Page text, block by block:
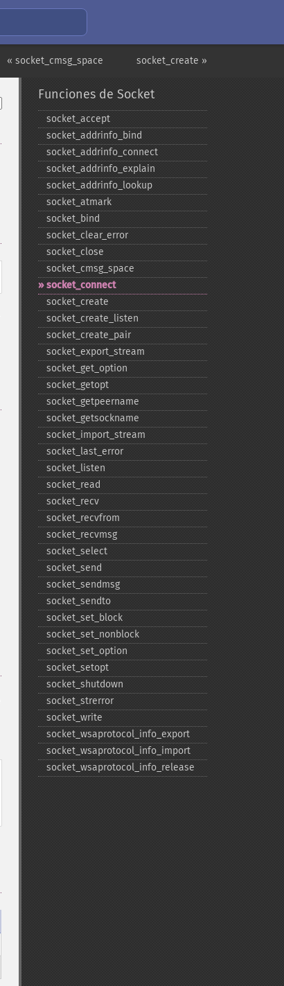
socket_create »
« socket_cmsg_space
Funciones de Socket
socket_​accept
socket_​addrinfo_​bind
socket_​addrinfo_​connect
socket_​addrinfo_​explain
socket_​addrinfo_​lookup
socket_​atmark
socket_​bind
socket_​clear_​error
socket_​close
socket_​cmsg_​space
socket_​connect
socket_​create
socket_​create_​listen
socket_​create_​pair
socket_​export_​stream
socket_​get_​option
socket_​getopt
socket_​getpeername
socket_​getsockname
socket_​import_​stream
socket_​last_​error
socket_​listen
socket_​read
socket_​recv
socket_​recvfrom
socket_​recvmsg
socket_​select
socket_​send
socket_​sendmsg
socket_​sendto
socket_​set_​block
socket_​set_​nonblock
socket_​set_​option
socket_​setopt
socket_​shutdown
socket_​strerror
socket_​write
socket_​wsaprotocol_​info_​export
socket_​wsaprotocol_​info_​import
socket_​wsaprotocol_​info_​release